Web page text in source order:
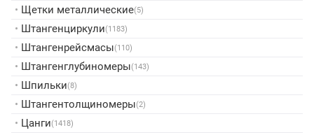
• Щетки металлические(5)
• Штангенциркули(1183)
• Штангенрейсмасы(110)
• Штангенглубиномеры(143)
• Шпильки(8)
• Штангентолщиномеры(2)
• Цанги(1418)